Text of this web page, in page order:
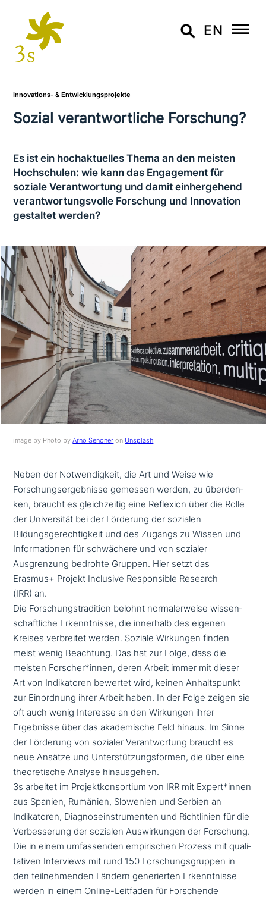
EN
Innovations- & Entwicklungsprojekte
Sozial ver­ant­wort­li­che Forschung?
Es ist ein hoch­ak­tu­el­les Thema an den meisten
Hochschulen: wie kann das Engagement für
soziale Verantwortung und damit ein­her­ge­hend
ver­ant­wor­tungs­vol­le Forschung und Innovation
gestaltet werden?
image by Photo byArno Senoner on Unsplash
Neben der Notwendigkeit, die Art und Weise wie
Forschungsergebnisse gemessen werden, zu über­den­
ken, braucht es gleich­zei­tig eine Reflexion über die Rolle
der Universität bei der Förderung der sozialen
Bildungsgerechtigkeit und des Zugangs zu Wissen und
Informationen für schwä­che­re und von sozialer
Ausgrenzung bedrohte Gruppen. Hier setzt das
Erasmus+ Projekt Inclusive Responsible Research
(IRR) an.
Die Forschungstradition belohnt nor­ma­ler­wei­se wis­sen­
schaft­li­che Erkenntnisse, die innerhalb des eigenen
Kreises ver­brei­tet werden. Soziale Wirkungen finden
meist wenig Beachtung. Das hat zur Folge, dass die
meisten Forscher*innen, deren Arbeit immer mit dieser
Art von Indikatoren bewertet wird, keinen Anhaltspunkt
zur Einordnung ihrer Arbeit haben. In der Folge zeigen sie
oft auch wenig Interesse an den Wirkungen ihrer
Ergebnisse über das aka­de­mi­sche Feld hinaus. Im Sinne
der Förderung von sozialer Verantwortung braucht es
neue Ansätze und Unterstützungsformen, die über eine
theo­re­ti­sche Analyse hinausgehen.
3s arbeitet im Projektkonsortium von IRR mit Expert*innen
aus Spanien, Rumänien, Slowenien und Serbien an
Indikatoren, Diagnoseinstrumenten und Richtlinien für die
Verbesserung der sozialen Auswirkungen der Forschung.
Die in einem umfas­sen­den empi­ri­schen Prozess mit qua­li­
ta­ti­ven Interviews mit rund 150 Forschungsgruppen in
den teil­neh­men­den Ländern gene­rier­ten Erkenntnisse
werden in einem Online-Leitfaden für Forschende